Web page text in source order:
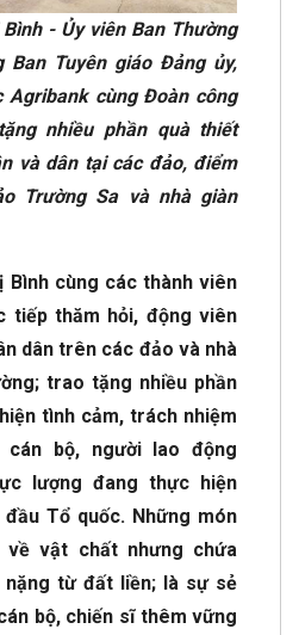
- Ủy viên Ban Thường
Ban Tuyên giáo Đảng ủy,
Agribank cùng Đoàn công
nhiều phần quà thiết
và dân tại các đảo, điểm
Trường Sa và nhà giàn
Bình cùng các thành viên
tiếp thăm hỏi, động viên
dân trên các đảo và nhà
trao tặng nhiều phần
tình cảm, trách nhiệm
bộ, người lao động
lượng đang thực hiện
Tổ quốc. Những món
về vật chất nhưng chứa
từ đất liền; là sự sẻ
bộ, chiến sĩ thêm vững